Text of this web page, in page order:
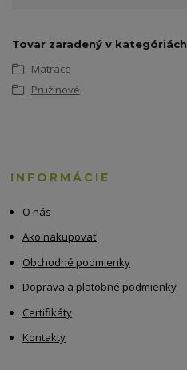
Tovar zaradený v kategóriách
Matrace
Pružinové
INFORMÁCIE
O nás
Ako nakupovať
Obchodné podmienky
Doprava a platobné podmienky
Certifikáty
Kontakty